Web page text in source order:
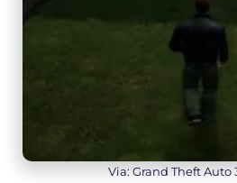
Via: Grand Theft Auto